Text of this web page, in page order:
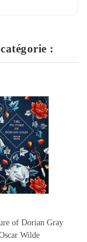
:
(2) - Veronica
Roth